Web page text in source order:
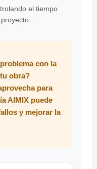
el tiempo
con la
obra?
para
AIMIX puede
y mejorar la